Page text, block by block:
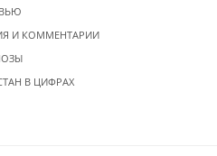
И КОММЕНТАРИИ
В ЦИФРАХ